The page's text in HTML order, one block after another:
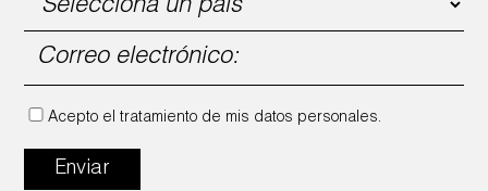
Acepto el tratamiento de mis datos personales.
Enviar